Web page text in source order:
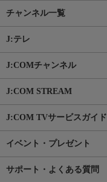
チャンネル一覧
J:テレ
J:COMチャンネル
J:COM STREAM
J:COM TVサービスガイド
イベント・プレゼント
サポート・よくある質問